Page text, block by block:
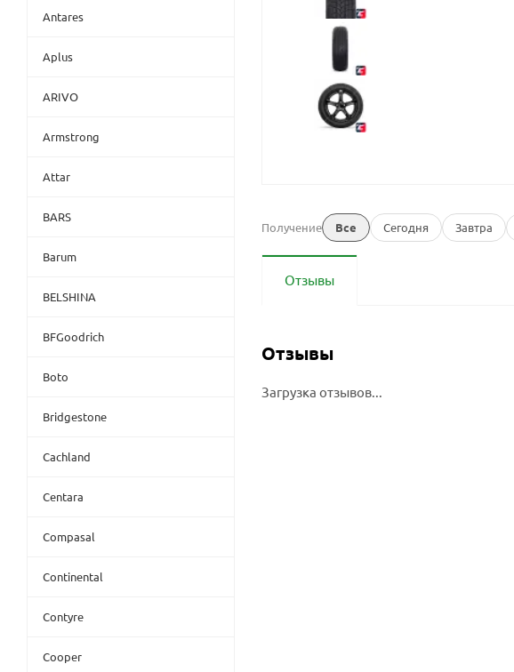
Получение Все Сегодня Завтра
Отзывы
Отзывы
Загрузка отзывов...
Antares
Aplus
ARIVO
Armstrong
Attar
BARS
Barum
BELSHINA
BFGoodrich
Boto
Bridgestone
Cachland
Centara
Compasal
Continental
Contyre
Cooper